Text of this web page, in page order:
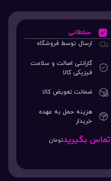
سلطانی
ارسال توسط فروشگاه
گارانتی اصالت و سلامت
فیزیکی کالا
ضمانت تعویض کالا
هزینه حمل به عهده
خریدار
تماس بگیریدتومان